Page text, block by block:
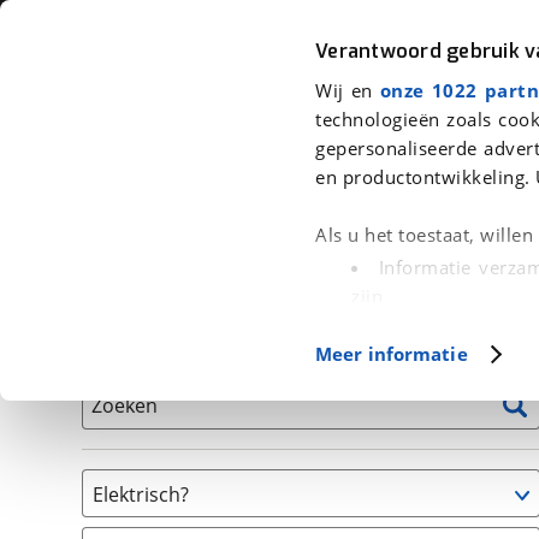
Verantwoord gebruik
Wij en onze 1022
technologieën zoals
gepersonaliseerde
en productontwikkeling.
Als u het toestaat, willen
Informatie
(fingerprinting)
in. U
Cookieverklaring.
Met cookies en
Functionele cookies
Meer informatie
Auto Fiets Motor
We hebben 0 fietsen voor je
Zoeken
Elektrisch?
Niet elektrisch (0)